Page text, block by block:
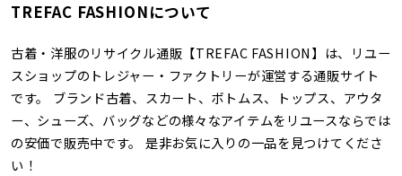
TREFAC FASHIONについて
古着・洋服のリサイクル通販【TREFAC FASHION】は、リユー
スショップのトレジャー・ファクトリーが運営する通販サイト
です。 ブランド古着、スカート、ボトムス、トップス、アウタ
ー、シューズ、バッグなどの様々なアイテムをリユースならでは
の安価で販売中です。 是非お気に入りの一品を見つけてくださ
い！